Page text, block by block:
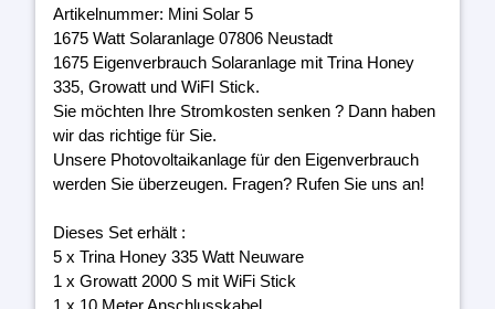
Artikelnummer: Mini Solar 5
1675 Watt Solaranlage 07806 Neustadt
1675 Eigenverbrauch Solaranlage mit Trina Honey
335, Growatt und WiFI Stick.
Sie möchten Ihre Stromkosten senken ? Dann haben
wir das richtige für Sie.
Unsere Photovoltaikanlage für den Eigenverbrauch
werden Sie überzeugen. Fragen? Rufen Sie uns an!
Dieses Set erhält :
5 x Trina Honey 335 Watt Neuware
1 x Growatt 2000 S mit WiFi Stick